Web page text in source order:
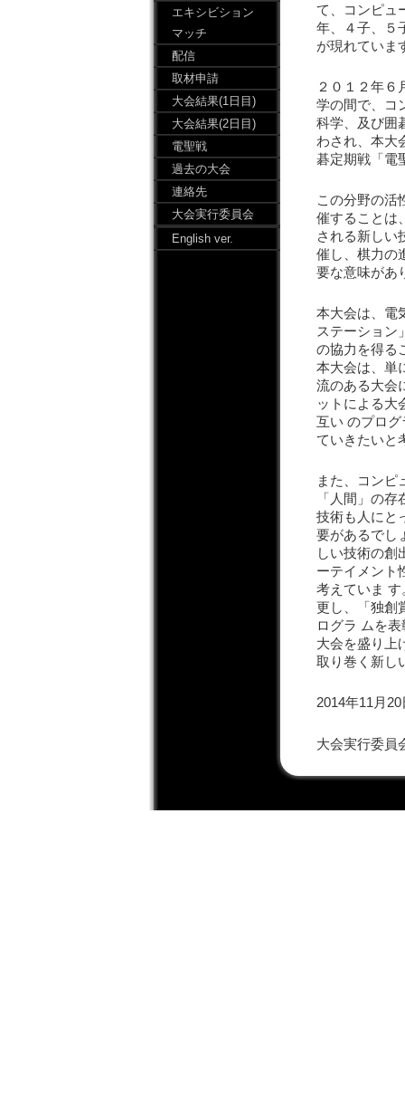
エキシビション
マッチ
配信
取材申請
大会結果(1日目)
大会結果(2日目)
電聖戦
過去の大会
連絡先
大会実行委員会
English ver.
て、コンピュ
年、４子、５
が現れていま
２０１２年６
学の間で、コ
科学、及び囲
わされ、本大
碁定期戦「電
この分野の活
催することは
される新しい
催し、棋力の
要な意味があ
本大会は、電
ステーション
の協力を得る
本大会は、単
流のある大会
ットによる大
互い のプロ
ていきたいと
また、コンピ
「人間」の
技術も人にと
要があるでし
しい技術の創
ーテイメント
考えていま
更し、「独創
ログラ ムを
大会を盛り上
取り巻く新し
2014年11月20
大会実行委